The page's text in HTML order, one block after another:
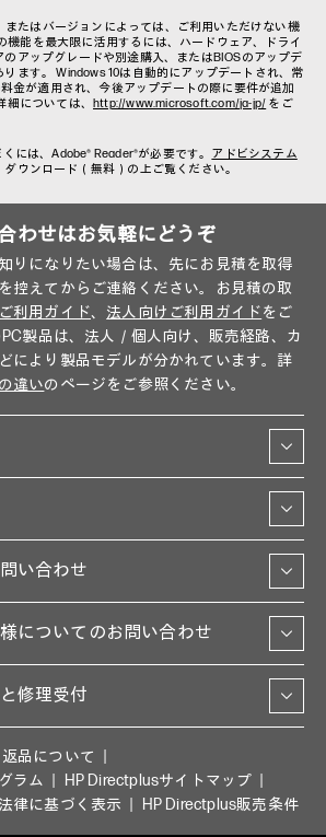
またはバージョンによっては、ご利用いただけない機
機能を最大限に活用するには、ハードウェア、ドライ
アップグレードや別途購入、またはBIOSのアップデ
ます。 Windows 10は自動的にアップデートされ、常
金が適用され、今後アップデートの際に要件が追加
については、 http://www.microsoft.com/ja-jp/ をご
には、Adobe® Reader®が必要です。 アドビシステム
ダウンロード（無料）の上ご覧ください。
わせはお気軽にどうぞ
りになりたい場合は、先にお見積を取得
控えてからご連絡ください。お見積の取
利用ガイド、 法人向けご利用ガイドをご
製品は、法人／個人向け、販売経路、カ
により製品モデルが分かれています。詳
違いのページをご参照ください。
い合わせ
についてのお問い合わせ
修理受付
返品について
ラム
HP Directplusサイトマップ
律に基づく表示
HP Directplus販売条件